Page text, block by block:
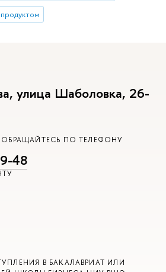
улица Шаболовка, 26-
ПО ТЕЛЕФОНУ
48
В БАКАЛАВРИАТ ИЛИ